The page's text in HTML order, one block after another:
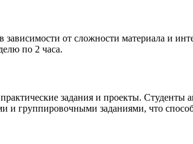
зависимости от сложности материала и
по 2 часа.
задания и проекты. Студенты
и группировочными заданиями, что